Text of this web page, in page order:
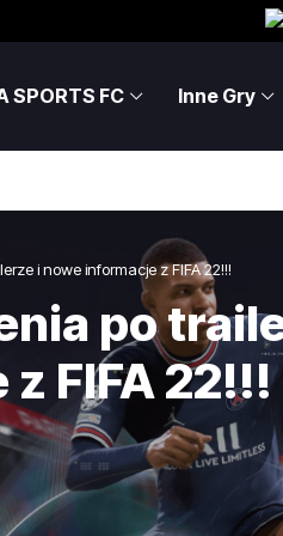
SPORTS FC Inne Gry
i nowe informacje z FIFA 22!!!
po
FIFA 22!!!